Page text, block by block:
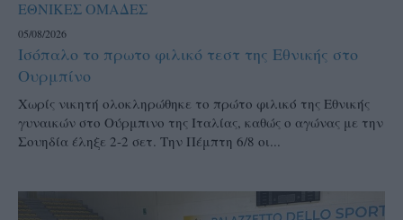
ΕΘΝΙΚΕΣ ΟΜΑΔΕΣ
05/08/2026
Ισόπαλο το πρωτο φιλικό τεστ της Εθνικής στο
Ουρμπίνο
Χωρίς νικητή ολοκληρώθηκε το πρώτο φιλικό της Εθνικής
γυναικών στο Ούρμπινο της Ιταλίας, καθώς ο αγώνας με την
Σουηδία έληξε 2-2 σετ. Την Πέμπτη 6/8 οι...